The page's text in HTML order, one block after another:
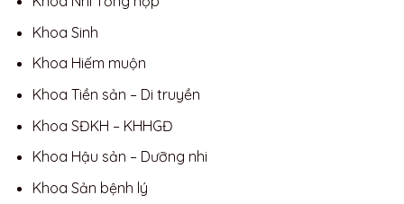
Khoa Sinh
Khoa Hiếm muộn
Khoa Tiền sản – Di truyền
Khoa SĐKH – KHHGĐ
Khoa Hậu sản – Dưỡng nhi
Khoa Sản bệnh lý